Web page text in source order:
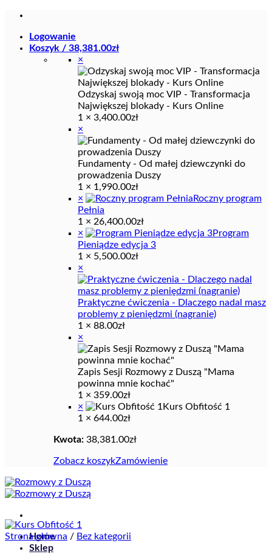
Przewiń
zawartościLogowanie
Koszyk / 38,381.00zł
×
Odzyskaj swoją moc VIP - Transformacja
Największej blokady - Kurs Online
1 × 3,400.00zł
×
Fundamenty - Od małej dziewczynki do
prowadzenia Duszy
1 × 1,990.00zł
×
Roczny program
Pełnia
1 × 26,400.00zł
×
Program
Pieniądze edycja 3
1 × 5,500.00zł
×
Praktyczne ćwiczenia - Dlaczego nadal masz
problemy z pieniędzmi (nagranie)
1 × 88.00zł
×
Zapis Sesji Rozmowy z Duszą "Mama
powinna mnie kochać"
1 × 359.00zł
×
Kurs Obfitość 1
1 × 644.00zł
Kwota: 38,381.00zł
Zobacz koszykZamówienie
Home
Sklep
Strona główna / Bez kategorii